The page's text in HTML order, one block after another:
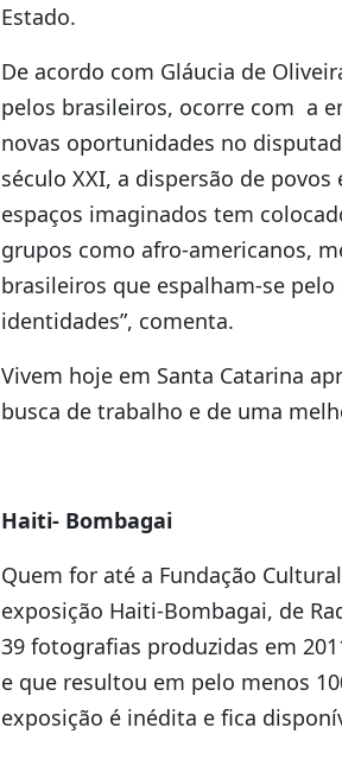
Estado.
De acordo com Gláucia de
pelos brasileiros, ocorre com a
novas oportunidades no
século XXI, a dispersão de
espaços imaginados tem
grupos como afro-americanos,
brasileiros que espalham-se
identidades”, comenta.
Vivem hoje em Santa Catarina
busca de trabalho e de uma
Haiti- Bombagai
Quem for até a Fundação
exposição Haiti-Bombagai, de
39 fotografias produzidas em
e que resultou em pelo menos
exposição é inédita e fica